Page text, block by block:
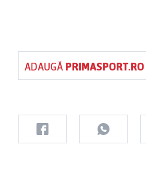
ADAUGĂ PRIMASPORT.RO